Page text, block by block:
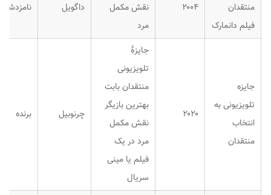
منتقدان
فیلم دانمارک
۲۰۰۴
نقش مکمل
مرد
داگویل نامزدشده
جایزه
تلویزیونی به
انتخاب
منتقدان
۲۰۲۰
جایزهٔ
تلویزیونی
منتقدان بابت
بهترین بازیگر
نقش مکمل
مرد در یک
فیلم یا مینی
سریال
چرنوبیل برنده